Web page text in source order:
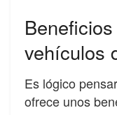
Benefi
vehículos
Es lógico
ofrece unos